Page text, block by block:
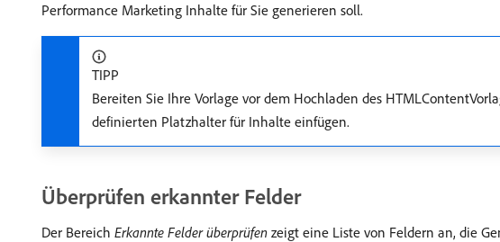
Performance Marketing Inhalte für Sie generieren soll.
TIPP
Bereiten Sie Ihre Vorlage vor dem Hochladen des
definierten Platzhalter für Inhalte einfügen.
Überprüfen erkannter Felder
Der Bereich Erkannte Felder überprüfen zeigt eine Liste von Feldern an, die